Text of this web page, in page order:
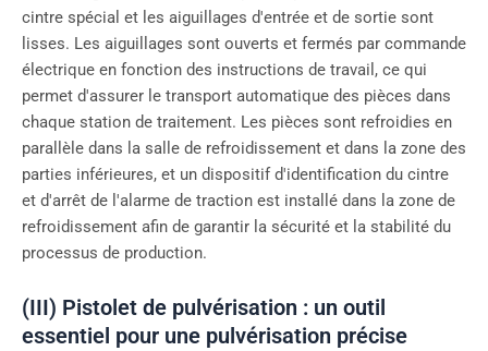
cintre spécial et les aiguillages d'entrée et de sortie sont
lisses. Les aiguillages sont ouverts et fermés par commande
électrique en fonction des instructions de travail, ce qui
permet d'assurer le transport automatique des pièces dans
chaque station de traitement. Les pièces sont refroidies en
parallèle dans la salle de refroidissement et dans la zone des
parties inférieures, et un dispositif d'identification du cintre
et d'arrêt de l'alarme de traction est installé dans la zone de
refroidissement afin de garantir la sécurité et la stabilité du
processus de production.
(III) Pistolet de pulvérisation : un outil
essentiel pour une pulvérisation précise